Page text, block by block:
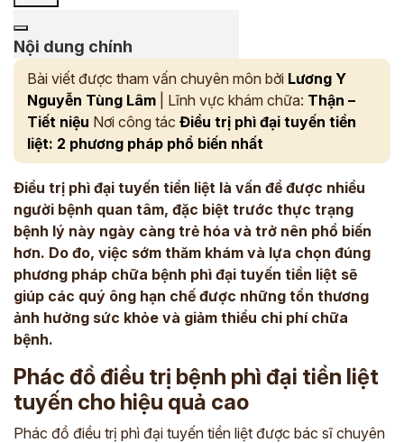
Nội dung chính
Bài viết được tham vấn chuyên môn bởi Lương Y
Nguyễn Tùng Lâm | Lĩnh vực khám chữa: Thận –
Tiết niệu Nơi công tác Điều trị phì đại tuyến tiền
liệt: 2 phương pháp phổ biến nhất
Điều trị phì đại tuyến tiền liệt là vấn đề được nhiều
người bệnh quan tâm, đặc biệt trước thực trạng
bệnh lý này ngày càng trẻ hóa và trở nên phổ biến
hơn. Do đo, việc sớm thăm khám và lựa chọn đúng
phương pháp chữa bệnh phì đại tuyến tiền liệt sẽ
giúp các quý ông hạn chế được những tổn thương
ảnh hưởng sức khỏe và giảm thiểu chi phí chữa
bệnh.
Phác đồ điều trị bệnh phì đại tiền liệt
tuyến cho hiệu quả cao
Phác đồ điều trị phì đại tuyến tiền liệt được bác sĩ chuyên